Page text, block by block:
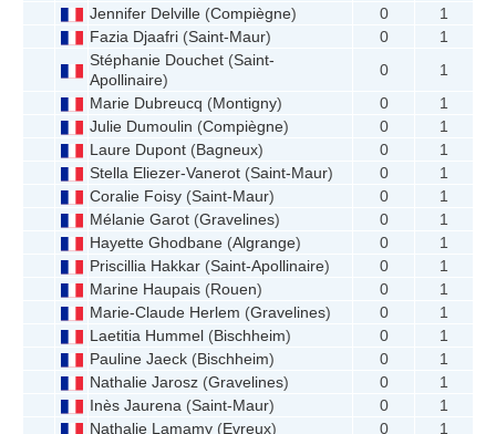
Jennifer Delville (Compiègne) 0
1
Fazia Djaafri (Saint-Maur) 0
1
Stéphanie Douchet (Saint-
Apollinaire)
0
1
Marie Dubreucq (Montigny) 0
1
Julie Dumoulin (Compiègne) 0
1
Laure Dupont (Bagneux) 0
1
Stella Eliezer-Vanerot (Saint-Maur) 0
1
Coralie Foisy (Saint-Maur) 0
1
Mélanie Garot (Gravelines) 0
1
Hayette Ghodbane (Algrange) 0
1
Priscillia Hakkar (Saint-Apollinaire) 0
1
Marine Haupais (Rouen) 0
1
Marie-Claude Herlem (Gravelines) 0
1
Laetitia Hummel (Bischheim) 0
1
Pauline Jaeck (Bischheim) 0
1
Nathalie Jarosz (Gravelines) 0
1
Inès Jaurena (Saint-Maur) 0
1
Nathalie Lamamy (Evreux) 0 1